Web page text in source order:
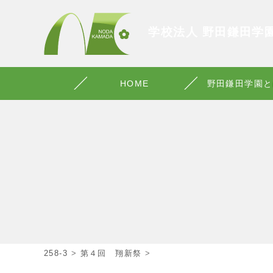
HOME 野田鎌田学園
258-3 > 第４回 翔新祭 >